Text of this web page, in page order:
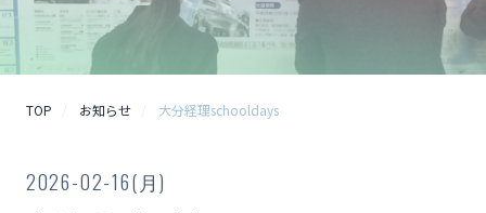
TOP お知らせ 大分経理schooldays
2026-02-16(月)